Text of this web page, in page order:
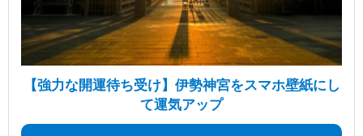
【強力な開運待ち受け】伊勢神宮をスマホ壁紙にし
て運気アップ